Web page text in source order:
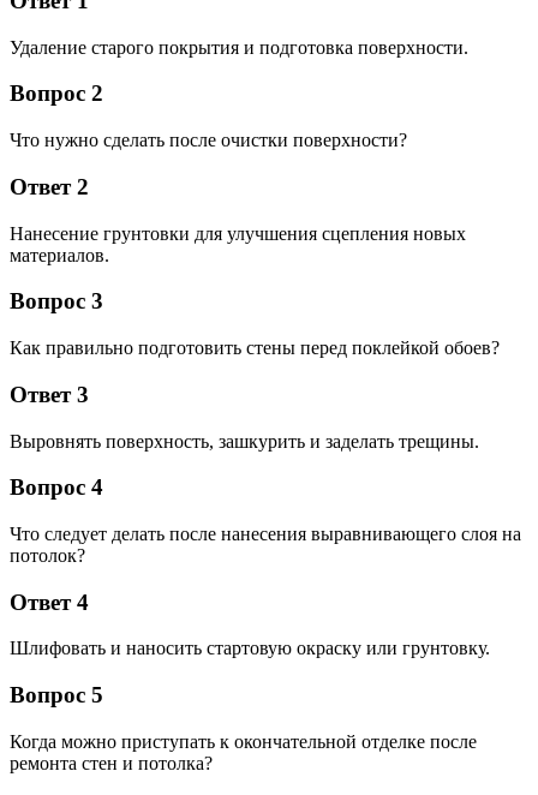
Удаление старого покрытия и подготовка поверхности.
Вопрос 2
Что нужно сделать после очистки поверхности?
Ответ 2
Нанесение грунтовки для улучшения сцепления новых
материалов.
Вопрос 3
Как правильно подготовить стены перед поклейкой обоев?
Ответ 3
Выровнять поверхность, зашкурить и заделать трещины.
Вопрос 4
Что следует делать после нанесения выравнивающего слоя на
потолок?
Ответ 4
Шлифовать и наносить стартовую окраску или грунтовку.
Вопрос 5
Когда можно приступать к окончательной отделке после
ремонта стен и потолка?